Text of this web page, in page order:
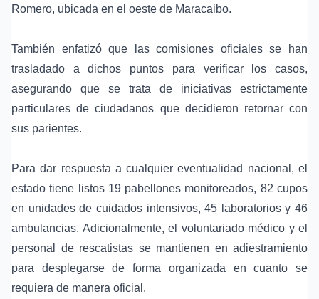
Romero, ubicada en el oeste de Maracaibo.
También enfatizó que las comisiones oficiales se han
trasladado a dichos puntos para verificar los casos,
asegurando que se trata de iniciativas estrictamente
particulares de ciudadanos que decidieron retornar con
sus parientes.
Para dar respuesta a cualquier eventualidad nacional, el
estado tiene listos 19 pabellones monitoreados, 82 cupos
en unidades de cuidados intensivos, 45 laboratorios y 46
ambulancias. Adicionalmente, el voluntariado médico y el
personal de rescatistas se mantienen en adiestramiento
para desplegarse de forma organizada en cuanto se
requiera de manera oficial.